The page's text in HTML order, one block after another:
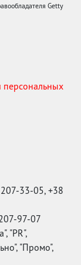
Getty
персональных
33-05, +38
97-07
"PR",
"Промо",